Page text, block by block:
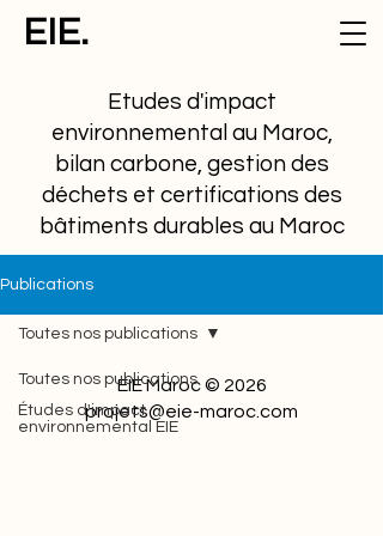
EIE.
Etudes d'impact
environnemental au Maroc,
bilan carbone, gestion des
déchets et certifications des
bâtiments durables au Maroc
Publications
Toutes nos publications
Études d'impact
environnemental EIE
Toutes nos publications
EIE Maroc © 2026
projets@eie-maroc.com